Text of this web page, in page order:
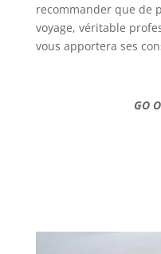
recommander que de
voyage, véritable
vous apportera ses
GO